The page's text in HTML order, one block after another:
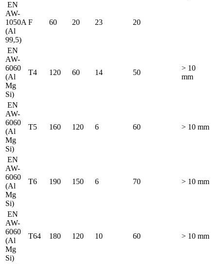
EN
AW-
1050A
(Al
99,5)
F 60 20 23 20
EN
AW-
6060
(Al
Mg
Si)
T4 120 60 14 50
> 10
mm
EN
AW-
6060
(Al
Mg
Si)
T5 160 120 6 60 > 10 mm
EN
AW-
6060
(Al
Mg
Si)
T6 190 150 6 70 > 10 mm
EN
AW-
6060
(Al
Mg
Si)
T64 180 120 10 60 > 10 mm